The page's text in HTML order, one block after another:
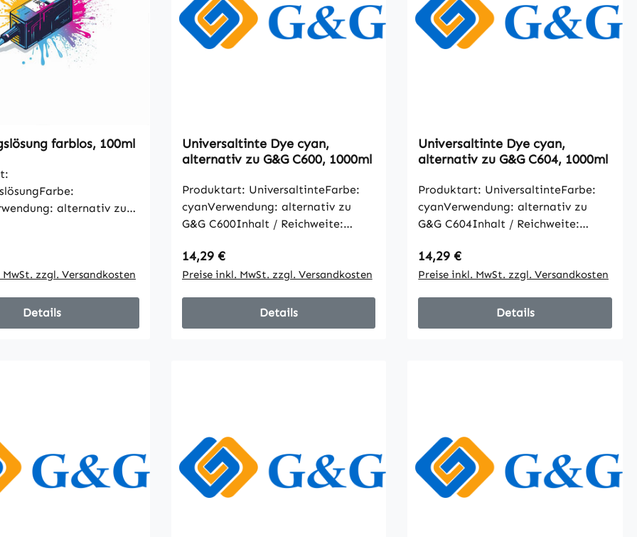
farblos, 100ml
alternativ zu
gemäß Hersteller
zzgl. Versandkosten
Details
Universaltinte Dye cyan,
alternativ zu G&G C600, 1000ml
Produktart: UniversaltinteFarbe:
cyanVerwendung: alternativ zu
G&G C600Inhalt / Reichweite:
Hersteller
Regulärer Preis:
14,29 €
Preise inkl. MwSt. zzgl. Versandkosten
Details
Universaltinte Dye cyan,
alternativ zu G&G C604, 1000ml
Produktart: UniversaltinteFarbe:
cyanVerwendung: alternativ zu
G&G C604Inhalt / Reichweite:
Hersteller
Regulärer Preis:
14,29 €
Preise inkl. MwSt. zzgl. Versandkosten
Details